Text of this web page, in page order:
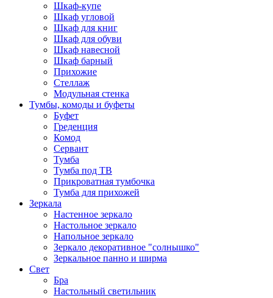
Шкаф-купе
Шкаф угловой
Шкаф для книг
Шкаф для обуви
Шкаф навесной
Шкаф барный
Прихожие
Стеллаж
Модульная стенка
Тумбы, комоды и буфеты
Буфет
Греденция
Комод
Сервант
Тумба
Тумба под ТВ
Прикроватная тумбочка
Тумба для прихожей
Зеркала
Настенное зеркало
Настольное зеркало
Напольное зеркало
Зеркало декоративное "солнышко"
Зеркальное панно и ширма
Свет
Бра
Настольный светильник